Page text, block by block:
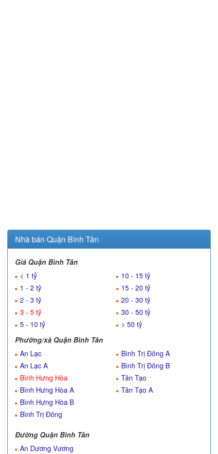
Nhà bán Quận Bình Tân
Giá Quận Bình Tân
< 1 tỷ
1 - 2 tỷ
2 - 3 tỷ
3 - 5 tỷ
5 - 10 tỷ
10 - 15 tỷ
15 - 20 tỷ
20 - 30 tỷ
30 - 50 tỷ
> 50 tỷ
Phường/xã Quận Bình Tân
An Lạc
An Lạc A
Bình Hưng Hòa
Bình Hưng Hòa A
Bình Hưng Hòa B
Bình Trị Đông
Bình Trị Đông A
Bình Trị Đông B
Tân Tạo
Tân Tạo A
Đường Quận Bình Tân
An Dương Vương